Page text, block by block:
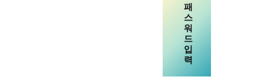
패
스
워
드
입
력